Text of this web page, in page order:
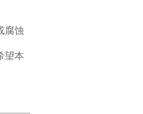
腐蚀
望本